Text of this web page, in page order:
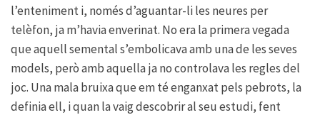
l’enteniment i, només d’aguantar-li les neures per
telèfon, ja m’havia enverinat. No era la primera vegada
que aquell semental s’embolicava amb una de les seves
models, però amb aquella ja no controlava les regles del
joc. Una mala bruixa que em té enganxat pels pebrots, la
definia ell, i quan la vaig descobrir al seu estudi, fent